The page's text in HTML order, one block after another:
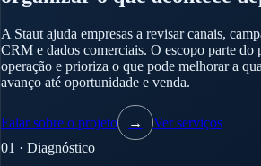
A Staut ajuda empresas a revisar canais,
CRM e dados comerciais. O escopo parte do
operação e prioriza o que pode melhorar a
avanço até oportunidade e venda.
Falar sobre o projeto →
Ver serviços
01 · Diagnóstico